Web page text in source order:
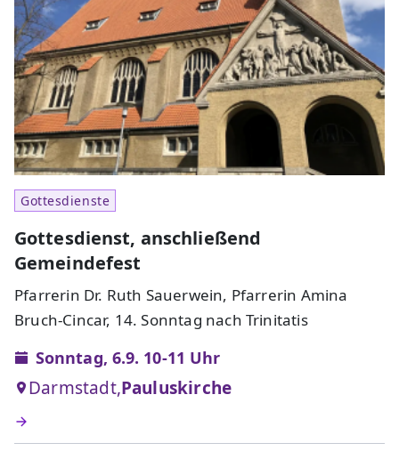
Gottesdienste
Gottesdienst, anschließend
Gemeindefest
Pfarrerin Dr. Ruth Sauerwein, Pfarrerin Amina
Bruch-Cincar, 14. Sonntag nach Trinitatis
Sonntag, 6.9. 10-11 Uhr
Darmstadt,Pauluskirche